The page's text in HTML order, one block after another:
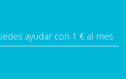
ayudar con 1 € al mes